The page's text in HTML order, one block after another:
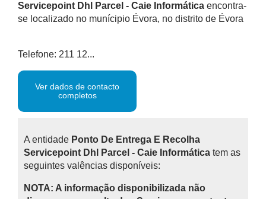
Servicepoint Dhl Parcel - Caie Informática encontra-
se localizado no munícipio Évora, no distrito de Évora
Telefone: 211 12...
Ver dados de contacto
completos
A entidade Ponto De Entrega E Recolha
Servicepoint Dhl Parcel - Caie Informática tem as
seguintes valências disponíveis:
NOTA: A informação disponibilizada não